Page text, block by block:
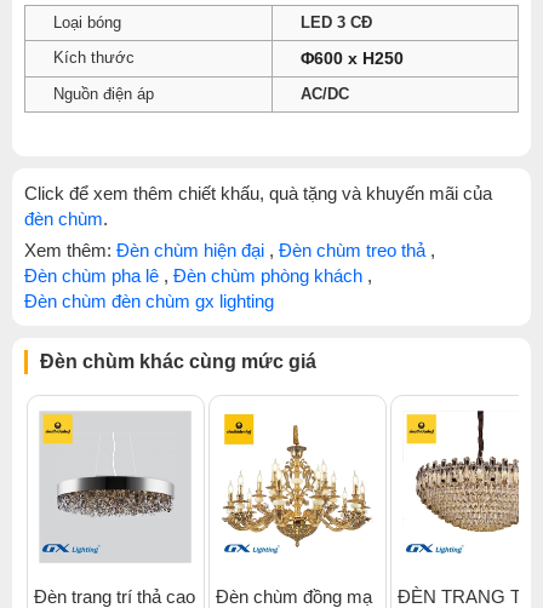
Loại bóng
LED 3 CĐ
Kích thước
Φ600 x H250
Nguồn điện áp AC/DC
Click để xem thêm chiết khấu, quà tặng và khuyến mãi của
đèn chùm.
Xem thêm: Đèn chùm hiện đại , Đèn chùm treo thả ,
Đèn chùm pha lê , Đèn chùm phòng khách ,
Đèn chùm đèn chùm gx lighting
Đèn chùm khác cùng mức giá
Đèn trang trí thả cao
Đèn chùm đồng mạ
ĐÈN TRANG TRÍ